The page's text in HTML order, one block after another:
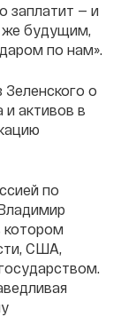
заплатит — и
же будущим,
по нам».
Зеленского о
активов в
по
котором
США,